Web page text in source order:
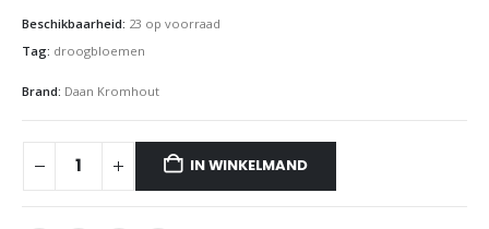
Beschikbaarheid: 23 op voorraad
Tag: droogbloemen
Brand: Daan Kromhout
IN WINKELMAND